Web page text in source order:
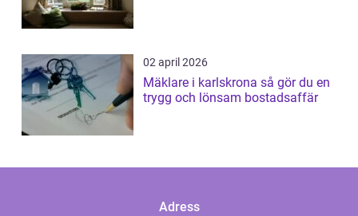
02 april 2026
Mäklare i karlskrona så gör du en
trygg och lönsam bostadsaffär
Adress